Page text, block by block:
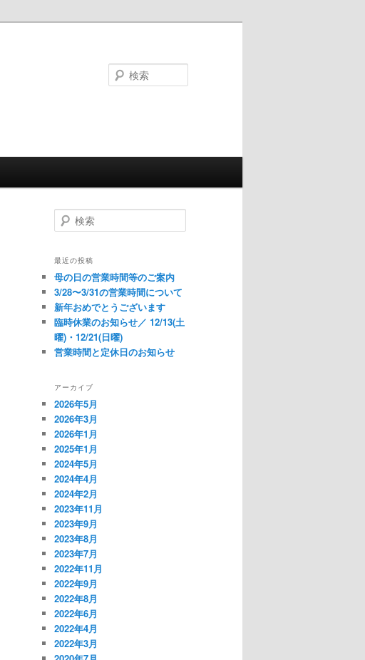
検
索
最近の投稿
母の日の営業時間等のご案内
3/28〜3/31の営業時間について
新年おめでとうございます
臨時休業のお知らせ／ 12/13(土
曜)・12/21(日曜)
営業時間と定休日のお知らせ
アーカイブ
2026年5月
2026年3月
2026年1月
2025年1月
2024年5月
2024年4月
2024年2月
2023年11月
2023年9月
2023年8月
2023年7月
2022年11月
2022年9月
2022年8月
2022年6月
2022年4月
2022年3月